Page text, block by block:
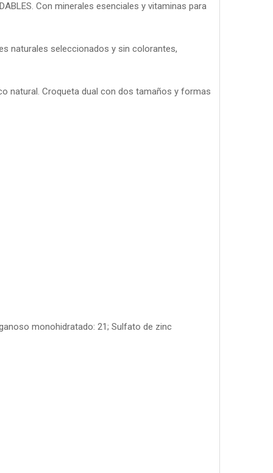
Con minerales esenciales y vitaminas para
naturales seleccionados y sin colorantes,
natural. Croqueta dual con dos tamaños y formas
monohidratado: 21; Sulfato de zinc